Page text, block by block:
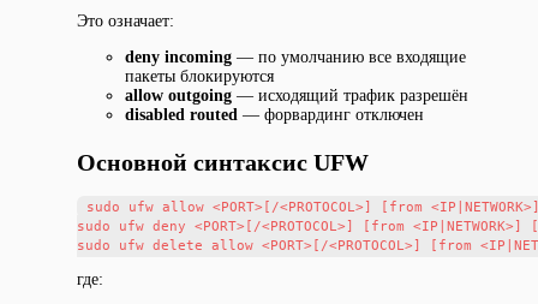
Это означает:
deny incoming — по умолчанию все входящие
пакеты блокируются
allow outgoing — исходящий трафик разрешён
disabled routed — форвардинг отключен
Основной синтаксис UFW
sudo ufw allow <PORT>[/<PROTOCOL>] [from
sudo ufw deny <PORT>[/<PROTOCOL>] [from
где: